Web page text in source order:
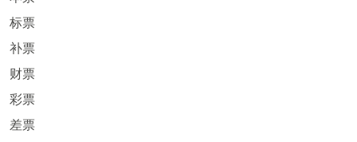
标票
补票
财票
彩票
差票